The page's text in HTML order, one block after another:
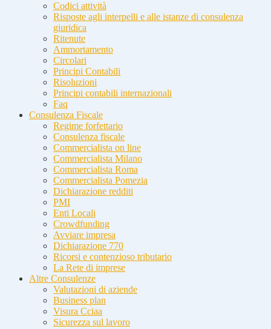
Codici attività
Risposte agli interpelli e alle istanze di consulenza
giuridica
Ritenute
Ammortamento
Circolari
Principi Contabili
Risoluzioni
Principi contabili internazionali
Faq
Consulenza Fiscale
Regime forfettario
Consulenza fiscale
Commercialista on line
Commercialista Milano
Commercialista Roma
Commercialista Pomezia
Dichiarazione redditi
PMI
Enti Locali
Crowdfunding
Avviare impresa
Dichiarazione 770
Ricorsi e contenzioso tributario
La Rete di imprese
Altre Consulenze
Valutazioni di aziende
Business plan
Visura Cciaa
Sicurezza sul lavoro